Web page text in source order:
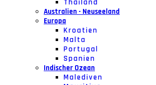
Thailand
Australien - Neuseeland
Europa
Kroatien
Malta
Portugal
Spanien
Indischer Ozean
Malediven